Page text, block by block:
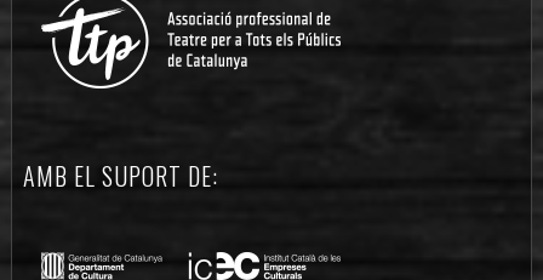
AMB EL SUPORT DE: